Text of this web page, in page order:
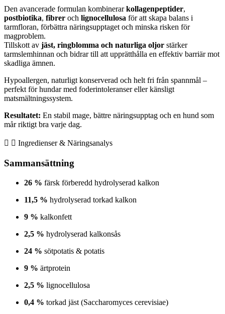
Den avancerade formulan kombinerarkollagenpeptider,
postbiotika, fibrer och lignocellulosa för att skapa balans i
tarmfloran, förbättra näringsupptaget och minska risken för
magproblem.
Tillskott av jäst, ringblomma och naturliga oljor stärker
tarmslemhinnan och bidrar till att upprätthålla en effektiv barriär mot
skadliga ämnen.
Hypoallergen, naturligt konserverad och helt fri från spannmål –
perfekt för hundar med foderintoleranser eller känsligt
matsmältningssystem.
Resultatet: En stabil mage, bättre näringsupptag och en hund som
mår riktigt bra varje dag.
Ingredienser & Näringsanalys
Sammansättning
26 % färsk förberedd hydrolyserad kalkon
11,5 % hydrolyserad torkad kalkon
9 % kalkonfett
2,5 % hydrolyserad kalkonsås
24 % sötpotatis & potatis
9 % ärtprotein
2,5 % lignocellulosa
0,4 % torkad jäst (Saccharomyces cerevisiae)